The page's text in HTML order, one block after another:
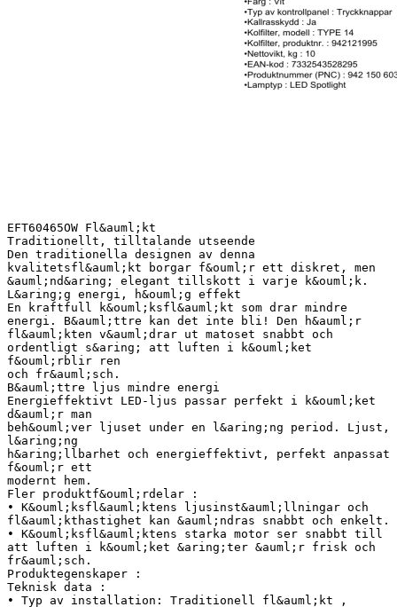
EFT60465OW Fl&auml;kt
Traditionellt, tilltalande utseende
Den traditionella designen av denna
kvalitetsfl&auml;kt borgar f&ouml;r ett diskret, men
&auml;nd&aring; elegant tillskott i varje k&ouml;k.
L&aring;g energi, h&ouml;g effekt
En kraftfull k&ouml;ksfl&auml;kt som drar mindre
energi. B&auml;ttre kan det inte bli! Den h&auml;r
fl&auml;kten v&auml;drar ut matoset snabbt och
ordentligt s&aring; att luften i k&ouml;ket
f&ouml;rblir ren
och fr&auml;sch.
B&auml;ttre ljus mindre energi
Energieffektivt LED-ljus passar perfekt i k&ouml;ket
d&auml;r man
beh&ouml;ver ljuset under en l&aring;ng period. Ljust,
l&aring;ng
h&aring;llbarhet och energieffektivt, perfekt anpassat
f&ouml;r ett
modernt hem.
Fler produktf&ouml;rdelar :
• K&ouml;ksfl&auml;ktens ljusinst&auml;llningar och
fl&auml;kthastighet kan &auml;ndras snabbt och enkelt.
• K&ouml;ksfl&auml;ktens starka motor ser snabbt till
att luften i k&ouml;ket &aring;ter &auml;r frisk och
fr&auml;sch.
Produktegenskaper :
Teknisk data :
• Typ av installation: Traditionell fl&auml;kt ,